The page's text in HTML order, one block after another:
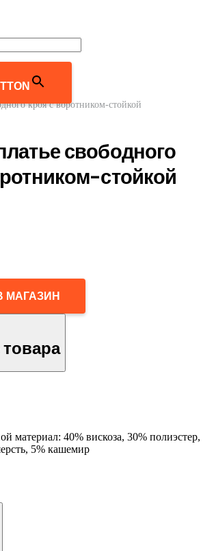
кроя с воротником-стойкой
свободного
стойкой
МАГАЗИН
материал: 40% вискоза, 30% полиэстер,
5% кашемир